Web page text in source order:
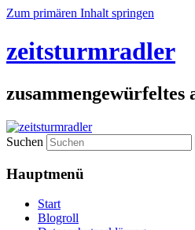
Zum primären Inhalt springen
zeitsturmradler
zusammengewürfeltes
Suchen
Hauptmenü
Start
Blogroll